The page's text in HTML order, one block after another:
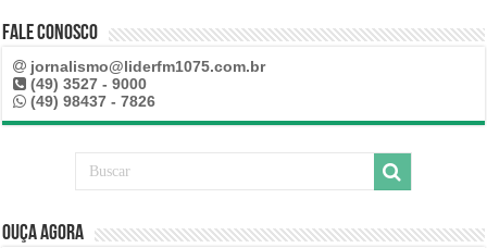
Fale Conosco
jornalismo@liderfm1075.com.br
(49) 3527 - 9000
(49) 98437 - 7826
Ouça Agora